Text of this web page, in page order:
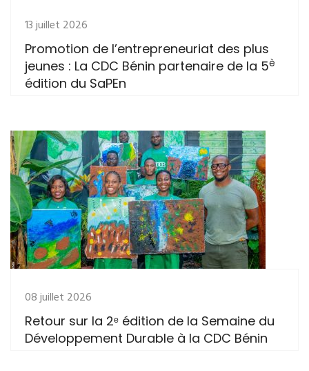
13 juillet 2026
Promotion de l’entrepreneuriat des plus
jeunes : La CDC Bénin partenaire de la 5è
édition du SaPEn
08 juillet 2026
Retour sur la 2ᵉ édition de la Semaine du
Développement Durable à la CDC Bénin